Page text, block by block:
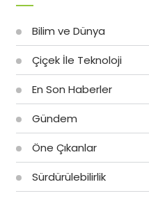
Bilim ve Dünya
Çiçek İle Teknoloji
En Son Haberler
Gündem
Öne Çıkanlar
Sürdürülebilirlik